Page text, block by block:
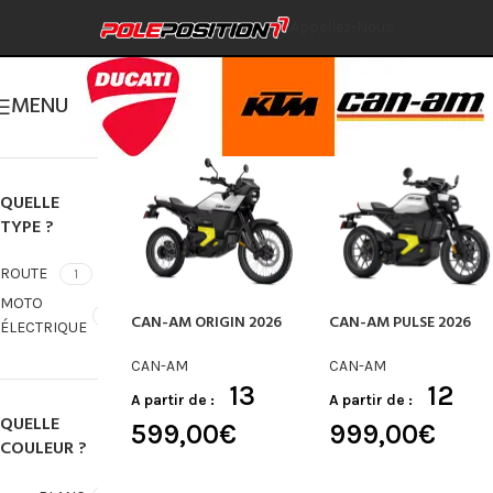
MENU
CAN-
AM
QUELLE
TYPE ?
ROUTE 1
MOTO
ÉLECTRIQUE
QUELLE
COULEUR ?
ÉLECTRIQUE
2 résultats affichés
Afficher filtres produits
CAN-AM ORIGIN 2026
CAN-AM
A partir de :
13
599,00€
CAN-AM PULSE 2026
CAN-AM
A partir de :
12
999,00€